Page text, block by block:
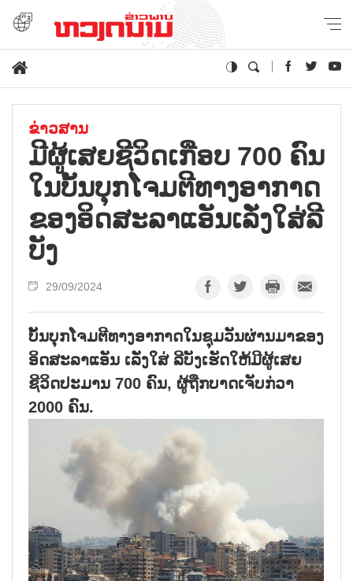
ຂ່າວສານ
ມີ​ຜູ້​ເສຍ​ຊີ​ວິດ​ເກືອບ 700 ຄົນ
ໃນ​ບັ້ນ​ບຸກ​ໂຈມ​ຕີ​ທາງ​ອາ​ກາດ​
ຂອງ​ອິດ​ສ​ະ​ລາ​ແອັນ​ເລັ່ງ​ໃສ່​ລີ​
ບັງ
29/09/2024
ບັ້ນບຸກໂຈມຕີທາງອາກາດໃນຊຸມວັນຜ່ານມາຂອງ
ອິດສະລາແອັນ ເລັ່ງໃສ່ ລີບັງເຮັດໃຫ້ມີຜູ້ເສຍ
ຊີວິດປະມານ 700 ຄົນ, ຜູ້ຖືກບາດເຈັບກ່ວາ
2000 ຄົນ.